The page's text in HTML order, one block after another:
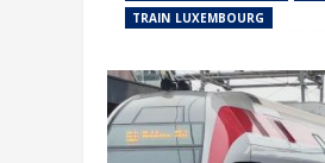
TRAIN LUXEMBOURG